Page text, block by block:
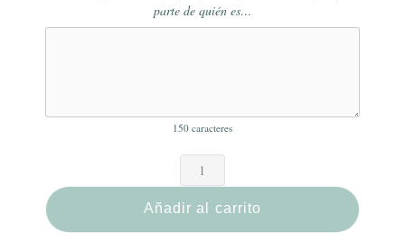
parte de quién es…
150 caracteres
Añadir al carrito